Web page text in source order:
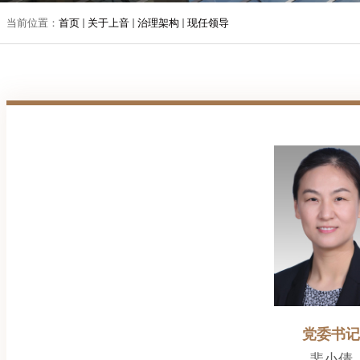
当前位置： 首页 关于上音 治理架构 现任领导
党委书记